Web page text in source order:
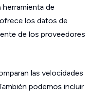
de
los datos de
de los proveedores
las velocidades
podemos incluir